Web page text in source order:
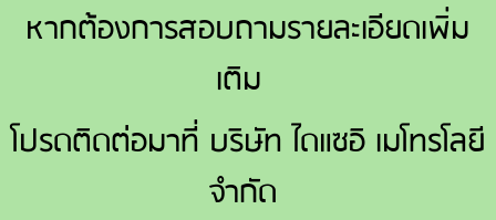
หากต้องการสอบถามรายละเอียดเพิ่ม
เติม
โปรดติดต่อมาที่ บริษัท ไดแซอิ เมโทรโลยี
จำกัด